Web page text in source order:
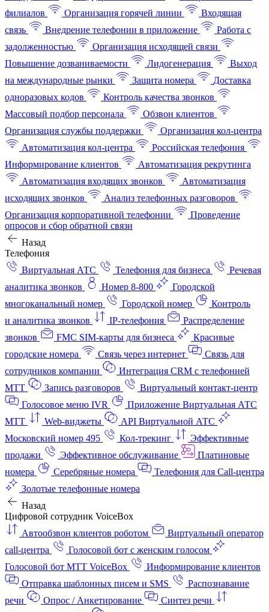
филиалов
Организация горячей линии
Входящая
связь
Внедрение телефонии в приложение
Работа с
задолженностью
Организация исходящей связи
Повышение дозваниваемости
Лидогенерация
Выход
на международные рынки
Защита номера
Доставка
одноразовых кодов
Контроль качества звонков
Массовый подбор персонала
Обзвон клиентов
Организация службы поддержки
Организация кол-центра
Автоматизация кол-центра
Российская телефония
Информирование клиентов
Автоматизация рекрутинга
Автоматизация входящих звонков
Автоматизация
исходящих звонков
Анализ телефонных разговоров
Организация корпоративной телефонии
Проведение
опросов и сбор обратной связи
Назад
Телефония
Виртуальная АТС
Телефония для бизнеса
Речевая
аналитика звонков
Номер 8-800
Городской
многоканальный номер
Городской номер
Контроль
и аналитика звонков
IP-телефония
Распределение
звонков
FMC SIM-карты для бизнеса
Красивые
городские номера
Связь через интернет
Связь для
сотрудников компании
Интеграция CRM с телефонией
МТТ
Запись разговоров
Виртуальный контакт‑центр
Голосовое меню IVR
Приложение Виртуальная АТС
МТТ
Web-виджеты
API Виртуальной АТС
Московский номер 495
Кол-трекинг
Эффективные
продажи
Эффективное обслуживание
Платиновые
номера
Серебряные номера
Телефония для Call-центра
Золотые телефонные номера
Назад
Цифровой сотрудник VoiceBox
Автообзвон клиентов роботом
Виртуальный оператор
call-центра
Голосовой бот с женским голосом
Голосовой бот МТТ VoiceBox
Информирование клиентов
Отправка шаблонных писем и SMS
Распознавание
речи
Опрос / Анкетирование
Синтез речи